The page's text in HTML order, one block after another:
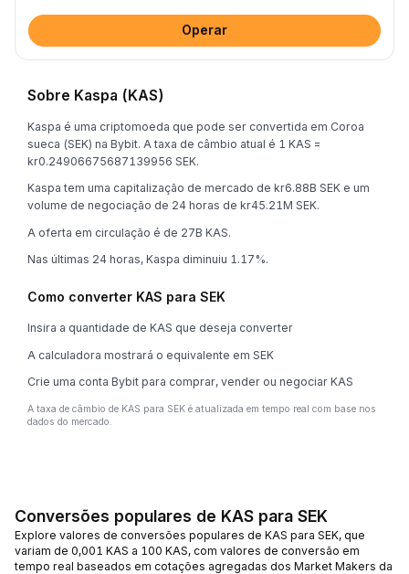
Operar
Sobre Kaspa (KAS)
Kaspa é uma criptomoeda que pode ser convertida em Coroa
sueca (SEK) na Bybit. A taxa de câmbio atual é 1 KAS =
kr0.24906675687139956 SEK.
Kaspa tem uma capitalização de mercado de kr6.88B SEK e um
volume de negociação de 24 horas de kr45.21M SEK.
A oferta em circulação é de 27B KAS.
Nas últimas 24 horas, Kaspa diminuiu 1.17%.
Como converter KAS para SEK
Insira a quantidade de KAS que deseja converter
A calculadora mostrará o equivalente em SEK
Crie uma conta Bybit para comprar, vender ou negociar KAS
A taxa de câmbio de KAS para SEK é atualizada em tempo real com base nos
dados do mercado.
Conversões populares de KAS para SEK
Explore valores de conversões populares de KAS para SEK, que
variam de 0,001 KAS a 100 KAS, com valores de conversão em
tempo real baseados em cotações agregadas dos Market Makers da